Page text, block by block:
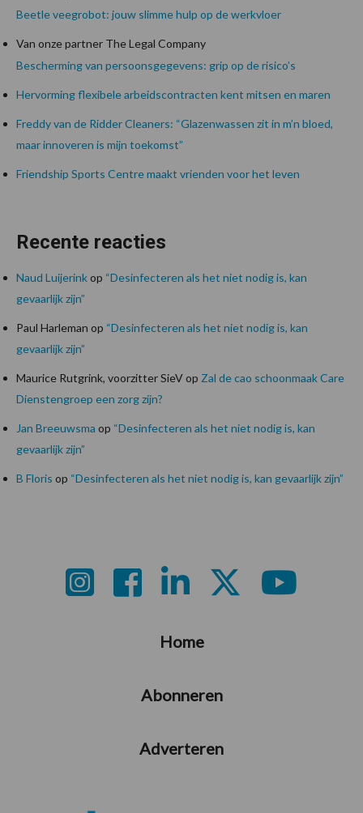
Beetle veegrobot: jouw slimme hulp op de werkvloer
Van onze partner The Legal Company
Bescherming van persoonsgegevens: grip op de risico’s
Hervorming flexibele arbeidscontracten kent mitsen en maren
Freddy van de Ridder Cleaners: “Glazenwassen zit in m’n bloed,
maar innoveren is mijn toekomst”
Friendship Sports Centre maakt vrienden voor het leven
Recente reacties
Naud Luijerinkop “Desinfecteren als het niet nodig is, kan
gevaarlijk zijn”
Paul Harleman op “Desinfecteren als het niet nodig is, kan
gevaarlijk zijn”
Maurice Rutgrink, voorzitter SieVop Zal de cao schoonmaak Care
Dienstengroep een zorg zijn?
Jan Breeuwsma op “Desinfecteren als het niet nodig is, kan
gevaarlijk zijn”
B Floris op “Desinfecteren als het niet nodig is, kan gevaarlijk zijn”
Home
Abonneren
Adverteren